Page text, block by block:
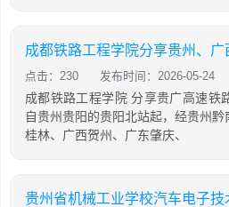
成都铁路工程学院分享贵州、
点击：230 发布时间：2026-05-24
成都铁路工程学院 分享贵广高速铁
自贵州贵阳的贵阳北站起，经贵州
桂林、广西贺州、广东肇庆、
贵州省机械工业学校汽车电子